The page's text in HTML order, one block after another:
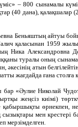
– 800 сынамалы
(40 дана), қалақшалар
Беньяштың айтуы
қаласынан 1959
Ника
туралы оның
атын
жағдайда ғана
бар «Әулие Николай
жеңсіз киімі)
өрнекпен,
мен
мерзімделген.